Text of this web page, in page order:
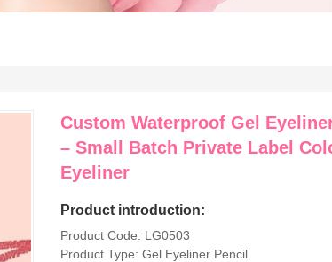
Custom Waterproof Gel
– Small Batch Private Label
Eyeliner
Product introduction:
Product Code: LG0503
Product Type: Gel Eyeliner Pencil